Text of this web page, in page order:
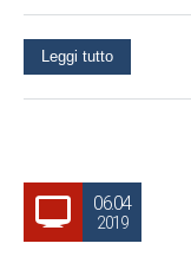
Leggi tutto
06.04
2019